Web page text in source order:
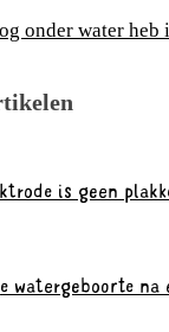
onder water heb
is geen
watergeboorte na